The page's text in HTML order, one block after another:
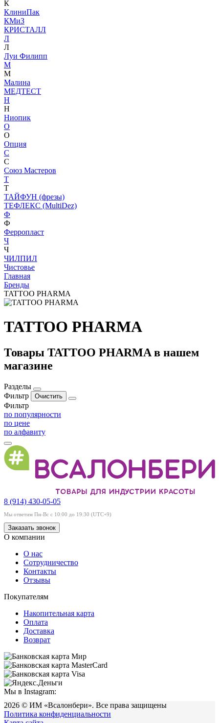
К
КлиниПак
КМиЗ
КРИСТАЛЛ
Л
Л
Луи Филипп
М
М
Малина
МЕДТЕСТ
Н
Н
Ниопик
О
О
Опция
С
С
Союз Мастеров
Т
Т
ТАЙФУН (фрезы)
ТЕФЛЕКС (MultiDez)
Ф
Ф
Ферропласт
Ч
Ч
ЧИЛПИЛ
Чистовье
Главная
Бренды
TATTOO PHARMA
TATTOO PHARMA
Товары TATTOO PHARMA в нашем
магазине
Разделы
Фильтр
Фильтр
по популярности
по цене
по алфавиту
8 (914) 430-05-05
Мы ответим Пн-Вс с 10:00 до 19:30 (UTC+9)
Заказать звонок
О компании
О нас
Сотрудничество
Контакты
Отзывы
Покупателям
Накопительная карта
Оплата
Доставка
Возврат
Мы в Instagram:
2026 © ИМ «Всалонбери». Все права защищены
Политика конфиденциальности